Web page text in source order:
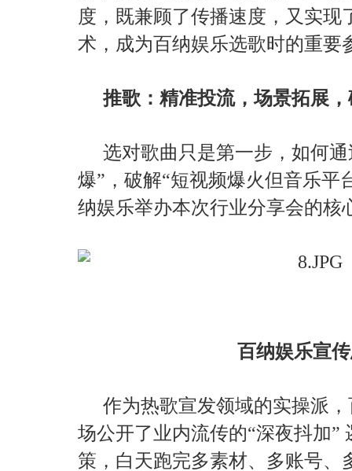
度，既兼顾了传播速度，又实现
术，成为百纳娱乐选歌时的重要
推歌：精准投流，场景拓展
选对歌曲只是第一步，如何
爆”，破解“短视频爆火但音乐平
纳娱乐举办本次行业分享会的核
百纳娱乐宣
作为热歌宣发领域的实操派
场公开了业内流传的“深夜抖加”
策，白天跑完多素材、多账号、